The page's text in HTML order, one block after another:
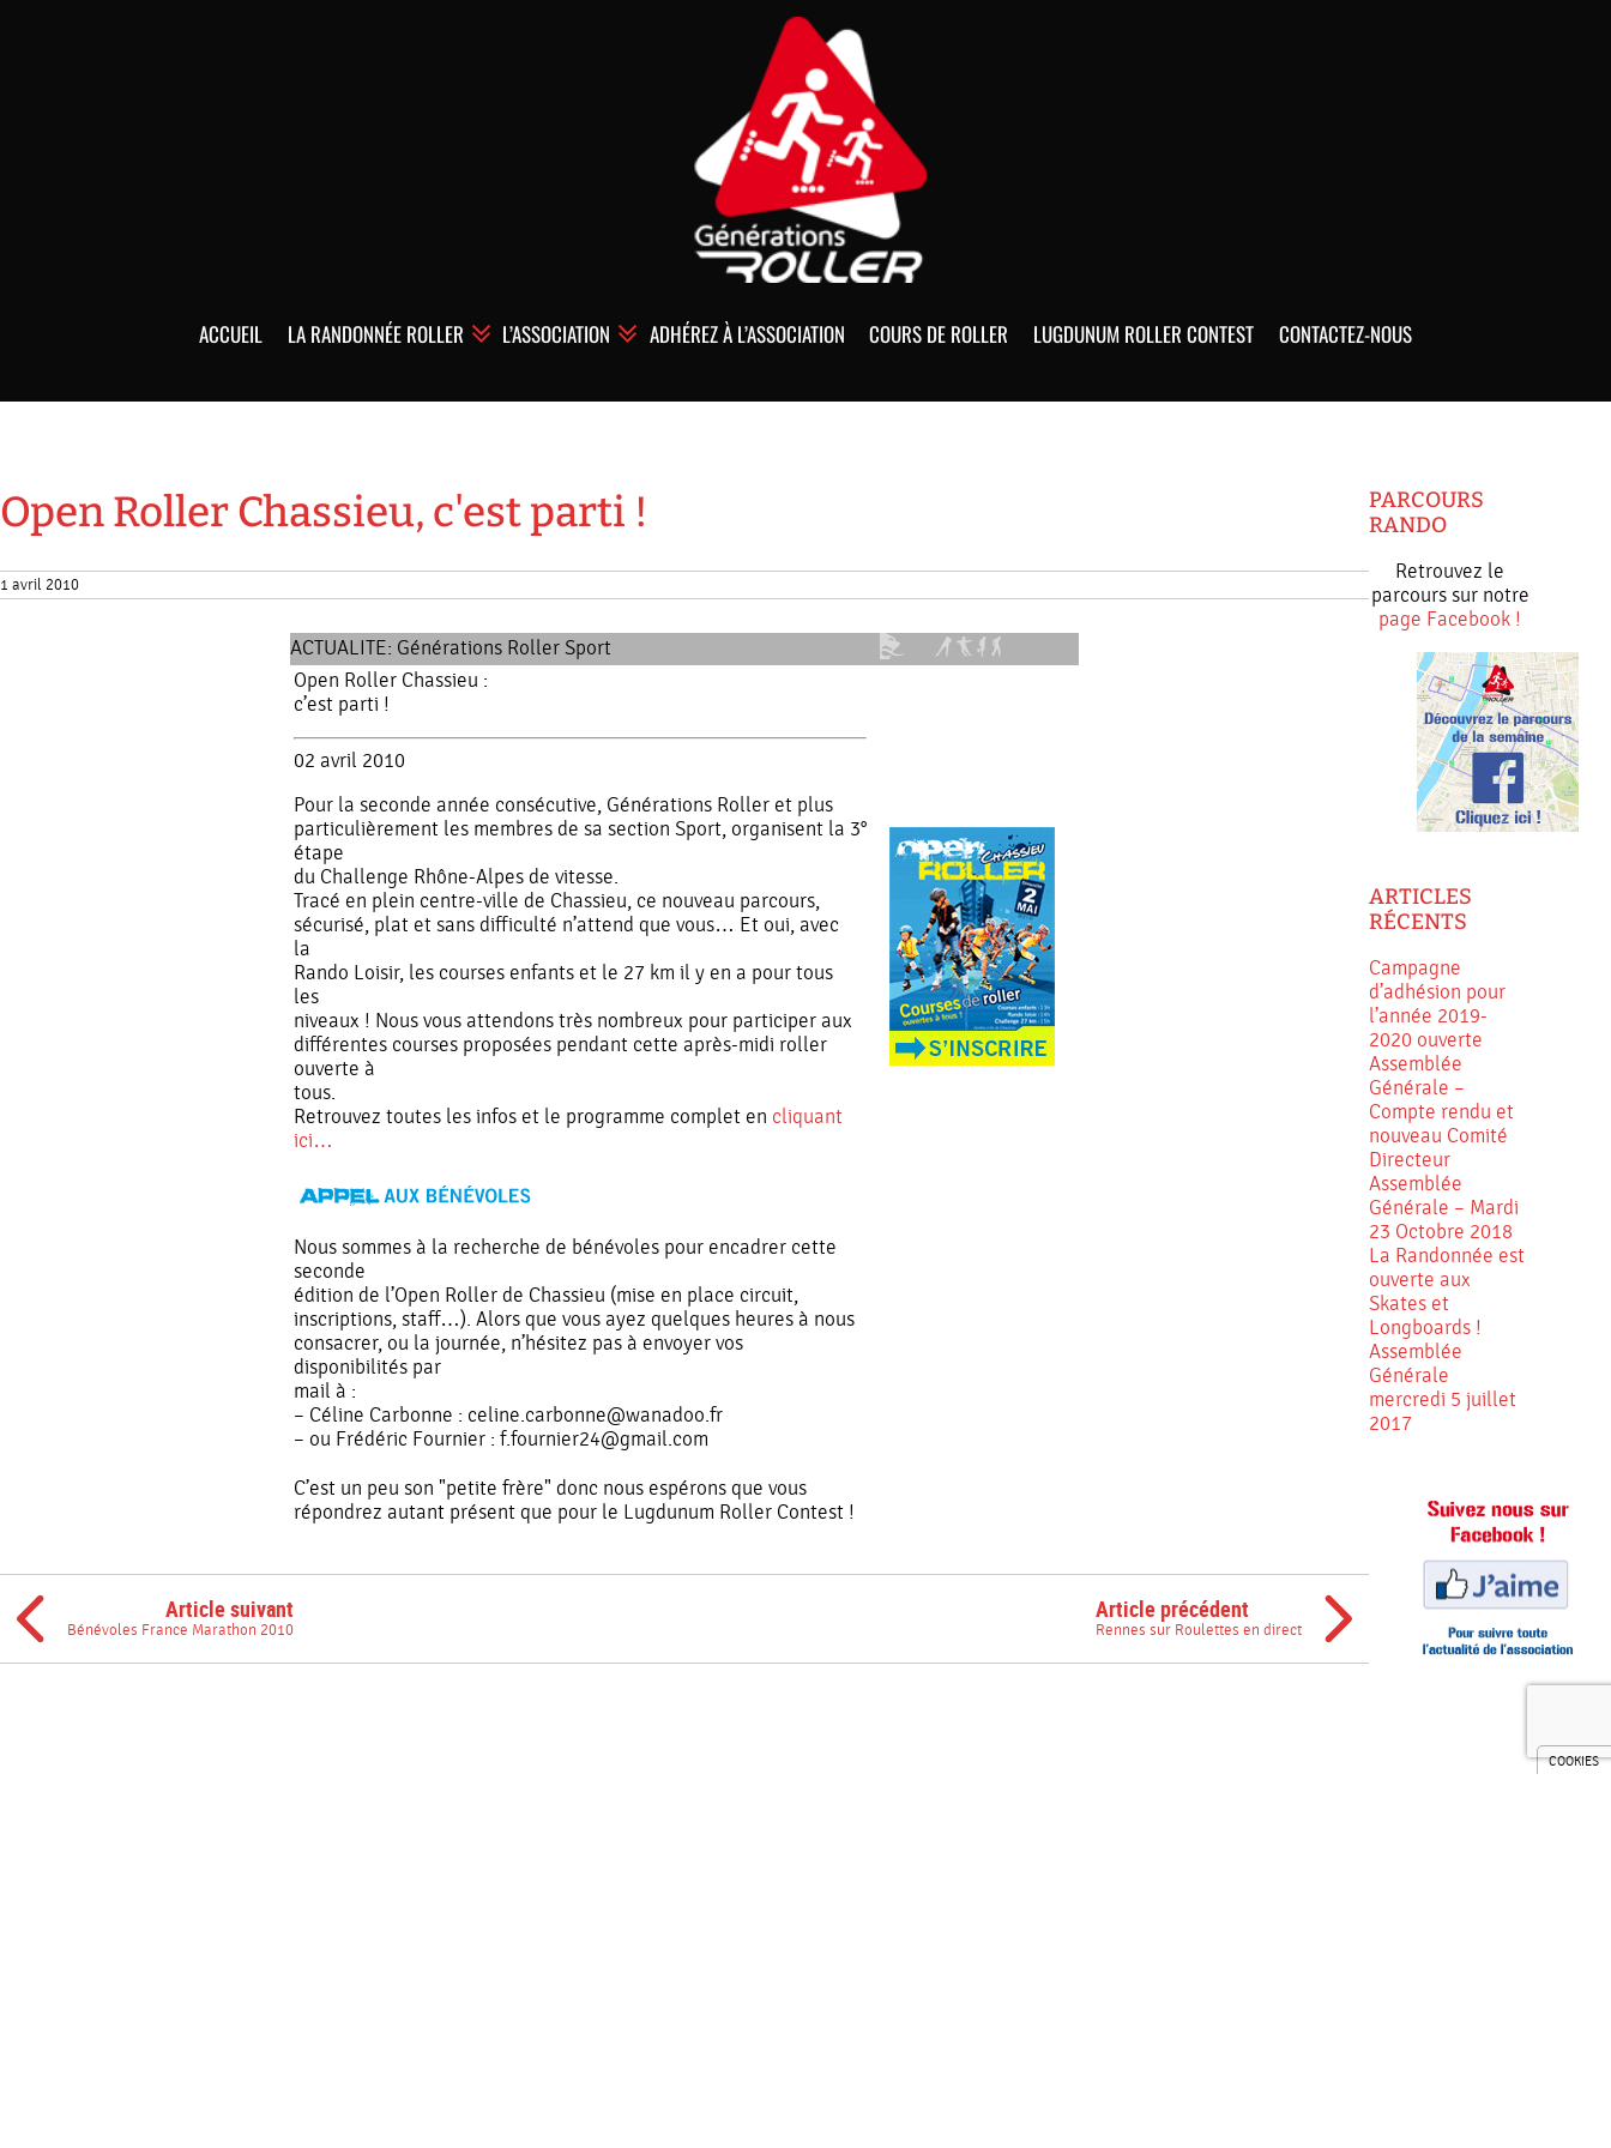
ACCUEIL LA RANDONNÉE ROLLER L’ASSOCIATION ADHÉREZ À L’ASSOCIATION COURS DE ROLLER LUGDUNUM ROLLER CONTEST CONTACTEZ-NOUS
Open Roller Chassieu, c'est parti !
1 avril 2010
ACTUALITE: Générations Roller Sport
Open Roller Chassieu :
c’est parti !
02 avril 2010
Pour la seconde année consécutive, Générations Roller et plus
particulièrement les membres de sa section Sport, organisent la 3°
étape
du Challenge Rhône-Alpes de vitesse.
Tracé en plein centre-ville de Chassieu, ce nouveau parcours,
sécurisé, plat et sans difficulté n’attend que vous… Et oui, avec
la
Rando Loisir, les courses enfants et le 27 km il y en a pour tous
les
niveaux ! Nous vous attendons très nombreux pour participer aux
différentes courses proposées pendant cette après-midi roller
ouverte à
tous.
Retrouvez toutes les infos et le programme complet en cliquant
ici…
Nous sommes à la recherche de bénévoles pour encadrer cette
seconde
édition de l’Open Roller de Chassieu (mise en place circuit,
inscriptions, staff…). Alors que vous ayez quelques heures à nous
consacrer, ou la journée, n’hésitez pas à envoyer vos
disponibilités par
mail à :
– Céline Carbonne : celine.carbonne@wanadoo.fr
– ou Frédéric Fournier : f.fournier24@gmail.com
C’est un peu son "petite frère" donc nous espérons que vous
répondrez autant présent que pour le Lugdunum Roller Contest !
Article suivant
Bénévoles France Marathon 2010
Article précédent
Rennes sur Roulettes en direct
PARCOURS
RANDO
Retrouvez le
parcours sur notre
page Facebook !
ARTICLES
RÉCENTS
Campagne
d’adhésion pour
l’année 2019-
2020 ouverte
Assemblée
Générale –
Compte rendu et
nouveau Comité
Directeur
Assemblée
Générale – Mardi
23 Octobre 2018
La Randonnée est
ouverte aux
Skates et
Longboards !
Assemblée
Générale
mercredi 5 juillet
2017